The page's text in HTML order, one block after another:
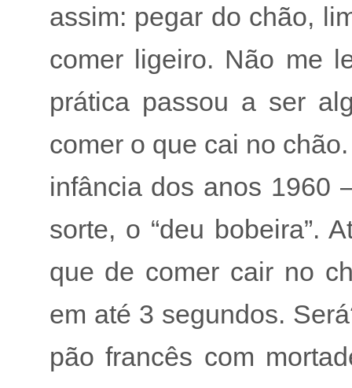
assim: pegar do chão,
comer ligeiro. Não me
prática passou a ser
comer o que cai no
infância dos anos 1960
sorte, o “deu bobeira”.
que de comer cair no
em até 3 segundos.
pão francês com